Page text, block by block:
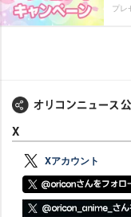
プレ
X
Xアカウント